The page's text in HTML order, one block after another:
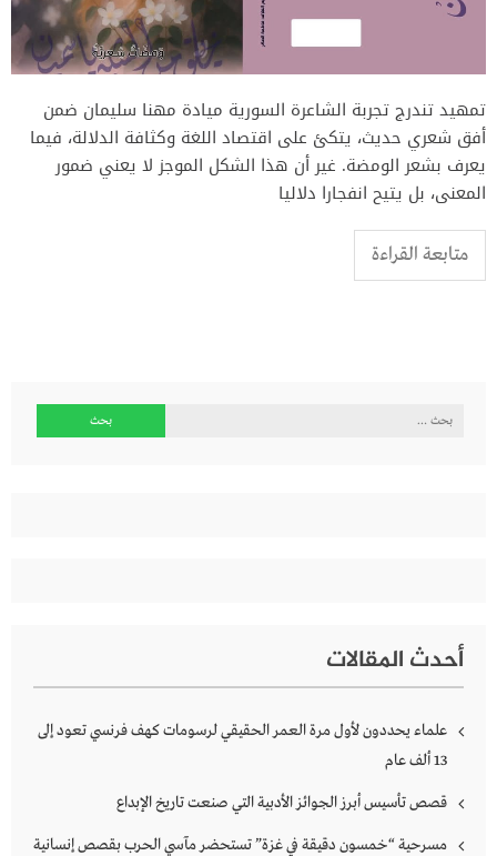
تمهيد تندرج تجربة الشاعرة السورية ميادة مهنا سليمان ضمن
أفق شعري حديث، يتكئ على اقتصاد اللغة وكثافة الدلالة، فيما
يعرف بشعر الومضة. غير أن هذا الشكل الموجز لا يعني ضمور
المعنى، بل يتيح انفجارا دلاليا
متابعة القراءة
البحث
أحدث المقالات
علماء يحددون لأول مرة العمر الحقيقي لرسومات كهف فرنسي تعود إلى
13 ألف عام
قصص تأسيس أبرز الجوائز الأدبية التي صنعت تاريخ الإبداع
مسرحية “خمسون دقيقة في غزة” تستحضر مآسي الحرب بقصص إنسانية